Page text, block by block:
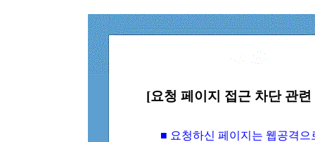
[요청 페이지 접근 차단 관
■ 요청하신 페이지는 웹공격